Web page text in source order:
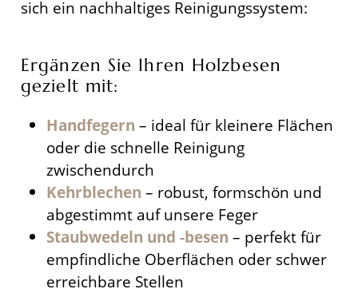
sich ein nachhaltiges Reinigungssystem:
Ergänzen Sie Ihren Holzbesen
gezielt mit:
Handfegern – ideal für kleinere Flächen
oder die schnelle Reinigung
zwischendurch
Kehrblechen – robust, formschön und
abgestimmt auf unsere Feger
Staubwedeln und -besen – perfekt für
empfindliche Oberflächen oder schwer
erreichbare Stellen